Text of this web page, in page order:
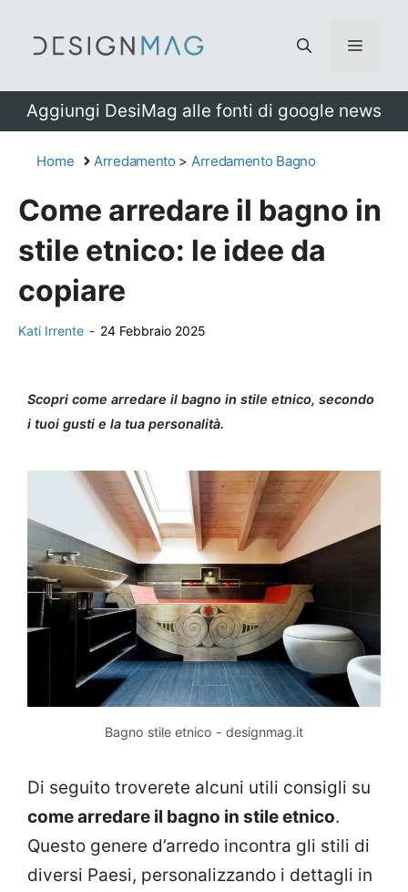
Menu
Aggiungi DesiMag alle fonti di google news
Home Arredamento > Arredamento Bagno
Come arredare il bagno in
stile etnico: le idee da
copiare
Kati Irrente - 24 Febbraio 2025
Scopri come arredare il bagno in stile etnico, secondo
i tuoi gusti e la tua personalità.
Bagno stile etnico - designmag.it
Di seguito troverete alcuni utili consigli su
come arredare il bagno in stile etnico.
Questo genere d’arredo incontra gli stili di
diversi Paesi, personalizzando i dettagli in